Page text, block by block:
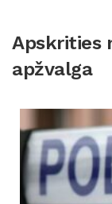
Apskrities
apžvalga